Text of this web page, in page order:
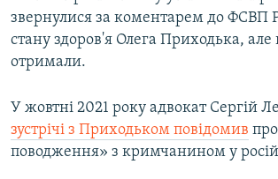
звернулися за коментарем до ФСВП
стану здоров'я Олега Приходька, але
отримали.
У жовтні 2021 року адвокат Сергій
зустрічі з Приходьком повідомив
поводження» з кримчанином у